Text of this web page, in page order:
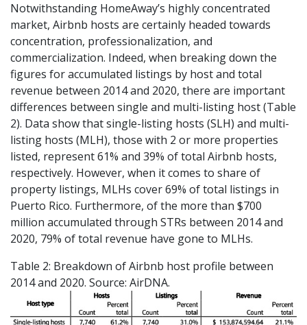
Notwithstanding HomeAway’s highly concentrated
market, Airbnb hosts are certainly headed towards
concentration, professionalization, and
commercialization. Indeed, when breaking down the
figures for accumulated listings by host and total
revenue between 2014 and 2020, there are important
differences between single and multi-listing host (Table
2). Data show that single-listing hosts (SLH) and multi-
listing hosts (MLH), those with 2 or more properties
listed, represent 61% and 39% of total Airbnb hosts,
respectively. However, when it comes to share of
property listings, MLHs cover 69% of total listings in
Puerto Rico. Furthermore, of the more than $700
million accumulated through STRs between 2014 and
2020, 79% of total revenue have gone to MLHs.
Table 2: Breakdown of Airbnb host profile between
2014 and 2020. Source: AirDNA.